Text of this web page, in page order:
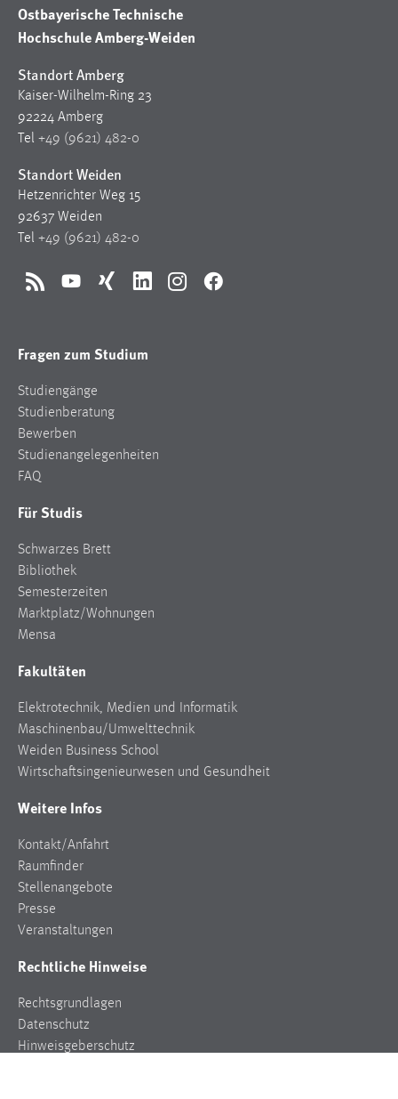
Ostbayerische Technische
Hochschule Amberg-Weiden
Standort Amberg
Kaiser-Wilhelm-Ring 23
92224 Amberg
Tel +49 (9621) 482-0
Standort Weiden
Hetzenrichter Weg 15
92637 Weiden
Tel +49 (9621) 482-0
RSS YouTubeXing LinkedInInstagramFacebook
Fragen zum Studium
Studiengänge
Studienberatung
Bewerben
Studienangelegenheiten
FAQ
Für Studis
Schwarzes Brett
Bibliothek
Semesterzeiten
Marktplatz/Wohnungen
Mensa
Fakultäten
Elektrotechnik, Medien und Informatik
Maschinenbau/Umwelttechnik
Weiden Business School
Wirtschaftsingenieurwesen und Gesundheit
Weitere Infos
Kontakt/Anfahrt
Raumfinder
Stellenangebote
Presse
Veranstaltungen
Rechtliche Hinweise
Rechtsgrundlagen
Datenschutz
Hinweisgeberschutz